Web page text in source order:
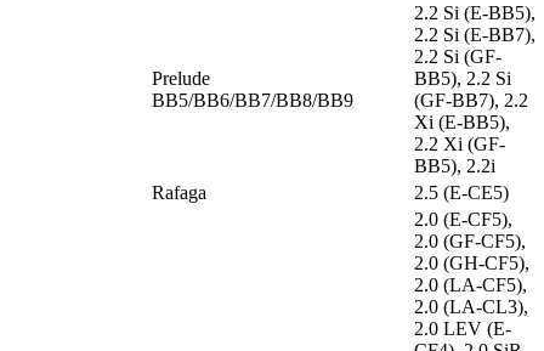
Prelude
BB5/BB6/BB7/BB8/BB9
2.2 Si (E-BB5),
2.2 Si (E-BB7),
2.2 Si (GF-
BB5), 2.2 Si
(GF-BB7), 2.2
Xi (E-BB5),
2.2 Xi (GF-
BB5), 2.2i
Rafaga
2.5 (E-CE5)
2.0 (E-CF5),
2.0 (GF-CF5),
2.0 (GH-CF5),
2.0 (LA-CF5),
2.0 (LA-CL3),
2.0 LEV (E-